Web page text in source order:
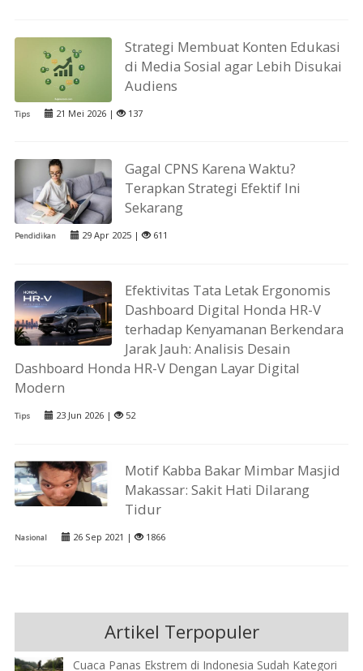
Strategi Membuat Konten Edukasi
di Media Sosial agar Lebih Disukai
Audiens
Tips 21 Mei 2026 | 137
Gagal CPNS Karena Waktu?
Terapkan Strategi Efektif Ini
Sekarang
Pendidikan 29 Apr 2025 | 611
Efektivitas Tata Letak Ergonomis
Dashboard Digital Honda HR-V
terhadap Kenyamanan Berkendara
Jarak Jauh: Analisis Desain
Dashboard Honda HR-V Dengan Layar Digital
Modern
Tips 23 Jun 2026 | 52
Motif Kabba Bakar Mimbar Masjid
Makassar: Sakit Hati Dilarang
Tidur
Nasional 26 Sep 2021 | 1866
Artikel Terpopuler
Cuaca Panas Ekstrem di Indonesia Sudah Kategori